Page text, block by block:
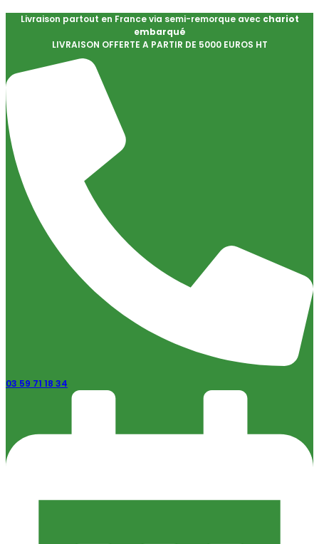
Livraison partout en France via semi-remorque avec chariot
embarqué
LIVRAISON OFFERTE A PARTIR DE 5000 EUROS HT
03 59 71 18 34